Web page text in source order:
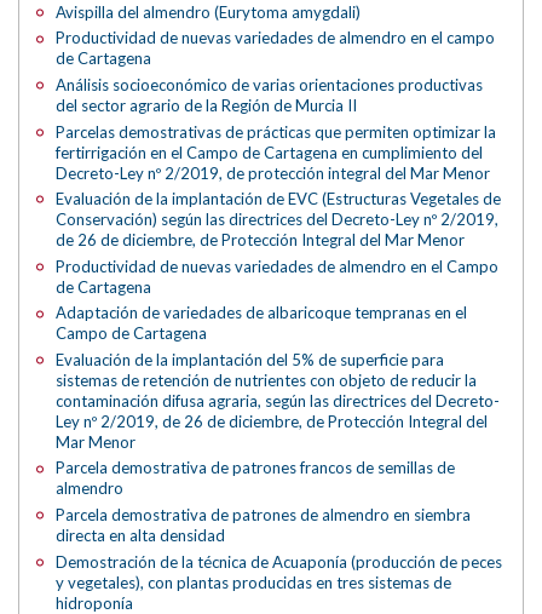
Avispilla del almendro (Eurytoma amygdali)
Productividad de nuevas variedades de almendro en el campo
de Cartagena
Análisis socioeconómico de varias orientaciones productivas
del sector agrario de la Región de Murcia II
Parcelas demostrativas de prácticas que permiten optimizar la
fertirrigación en el Campo de Cartagena en cumplimiento del
Decreto-Ley nº 2/2019, de protección integral del Mar Menor
Evaluación de la implantación de EVC (Estructuras Vegetales de
Conservación) según las directrices del Decreto-Ley nº 2/2019,
de 26 de diciembre, de Protección Integral del Mar Menor
Productividad de nuevas variedades de almendro en el Campo
de Cartagena
Adaptación de variedades de albaricoque tempranas en el
Campo de Cartagena
Evaluación de la implantación del 5% de superficie para
sistemas de retención de nutrientes con objeto de reducir la
contaminación difusa agraria, según las directrices del Decreto-
Ley nº 2/2019, de 26 de diciembre, de Protección Integral del
Mar Menor
Parcela demostrativa de patrones francos de semillas de
almendro
Parcela demostrativa de patrones de almendro en siembra
directa en alta densidad
Demostración de la técnica de Acuaponía (producción de peces
y vegetales), con plantas producidas en tres sistemas de
hidroponía